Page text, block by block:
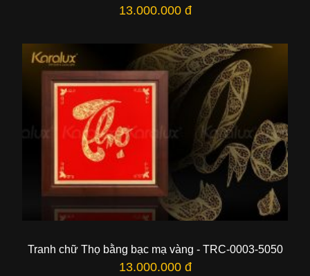
13.000.000 đ
Tranh chữ Thọ bằng bạc mạ vàng - TRC-0003-5050
13.000.000 đ